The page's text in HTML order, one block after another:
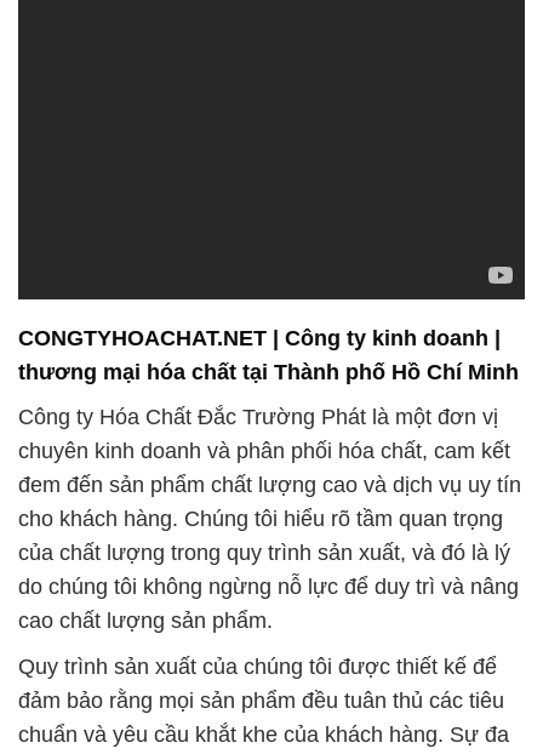
CONGTYHOACHAT.NET | Công ty kinh doanh |
thương mại hóa chất tại Thành phố Hồ Chí Minh
Công ty Hóa Chất Đắc Trường Phát là một đơn vị
chuyên kinh doanh và phân phối hóa chất, cam kết
đem đến sản phẩm chất lượng cao và dịch vụ uy tín
cho khách hàng. Chúng tôi hiểu rõ tầm quan trọng
của chất lượng trong quy trình sản xuất, và đó là lý
do chúng tôi không ngừng nỗ lực để duy trì và nâng
cao chất lượng sản phẩm.
Quy trình sản xuất của chúng tôi được thiết kế để
đảm bảo rằng mọi sản phẩm đều tuân thủ các tiêu
chuẩn và yêu cầu khắt khe của khách hàng. Sự đa